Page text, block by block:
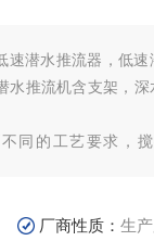
速潜水推流器，低
推流机含支架，深
同的工艺要求，
厂商性质：生